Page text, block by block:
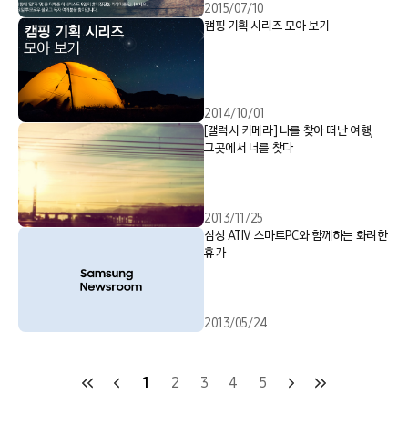
2015/07/10
캠핑 기획 시리즈 모아 보기
2014/10/01
[갤럭시 카메라] 나를 찾아 떠난 여행,
그곳에서 너를 찾다
2013/11/25
삼성 ATIV 스마트PC와 함께하는 화려한
휴가
2013/05/24
1 2 3 4 5